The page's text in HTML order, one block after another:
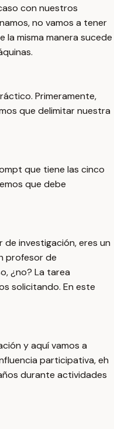
con nuestros
no vamos a tener
la misma manera sucede
Primeramente,
que delimitar nuestra
que tiene las cinco
que debe
de investigación, eres un
profesor de
¿no? La tarea
solicitando. En este
y aquí vamos a
participativa, eh
durante actividades